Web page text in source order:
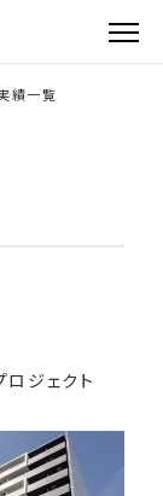
績一覧
ジェクト